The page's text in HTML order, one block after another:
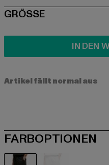
SIZE
GRÖSSE
IN DEN
Artikel fällt normal aus
FARBOPTIONEN